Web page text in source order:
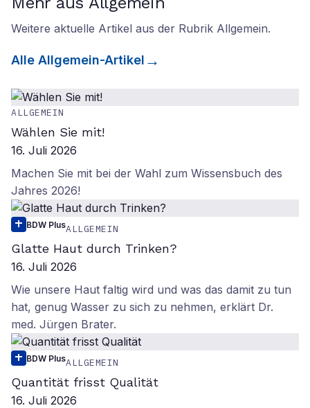
Weitere aktuelle Artikel aus der Rubrik Allgemein.
Alle Allgemein-Artikel
ALLGEMEIN
Wählen Sie mit!
16. Juli 2026
Machen Sie mit bei der Wahl zum Wissensbuch des
Jahres 2026!
BDW PlusALLGEMEIN
Glatte Haut durch Trinken?
16. Juli 2026
Wie unsere Haut faltig wird und was das damit zu tun
hat, genug Wasser zu sich zu nehmen, erklärt Dr.
med. Jürgen Brater.
BDW PlusALLGEMEIN
Quantität frisst Qualität
16. Juli 2026